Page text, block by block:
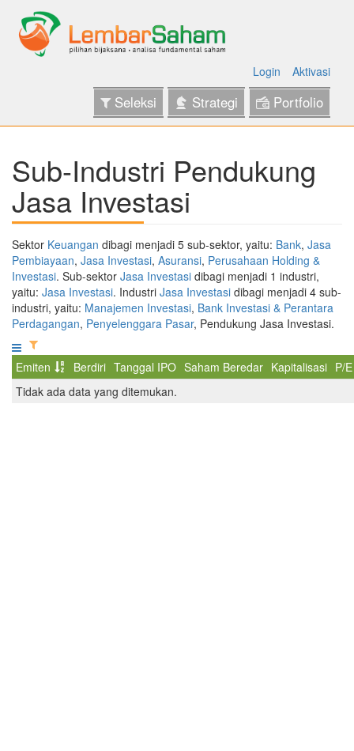
Login Aktivasi
Seleksi Strategi Portfolio
Sub-Industri Pendukung
Jasa Investasi
Sektor Keuangan dibagi menjadi 5 sub-sektor, yaitu: Bank, Jasa
Pembiayaan, Jasa Investasi, Asuransi, Perusahaan Holding &
Investasi. Sub-sektor Jasa Investasi dibagi menjadi 1 industri,
yaitu: Jasa Investasi. Industri Jasa Investasi dibagi menjadi 4 sub-
industri, yaitu: Manajemen Investasi, Bank Investasi & Perantara
Perdagangan, Penyelenggara Pasar, Pendukung Jasa Investasi.
Emiten Berdiri Tanggal IPO Saham Beredar Kapitalisasi P/E
Tidak ada data yang ditemukan.